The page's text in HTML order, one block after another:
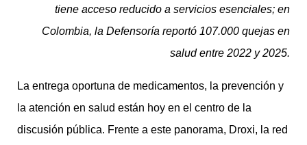
tiene acceso reducido a servicios esenciales; en
Colombia, la Defensoría reportó 107.000 quejas en
salud entre 2022 y 2025.
La entrega oportuna de medicamentos, la prevención y
la atención en salud están hoy en el centro de la
discusión pública. Frente a este panorama, Droxi, la red